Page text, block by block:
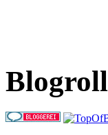
Blogroll